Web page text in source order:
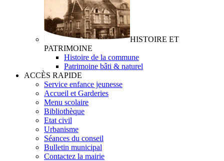
HISTOIRE ET
PATRIMOINE
Histoire de la commune
Patrimoine bâti & naturel
ACCÈS RAPIDE
Service enfance jeunesse
Accueil et Garderies
Menu scolaire
Bibliothèque
Etat civil
Urbanisme
Séances du conseil
Bulletin municipal
Contactez la mairie